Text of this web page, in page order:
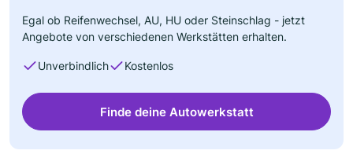
Egal ob Reifenwechsel, AU, HU oder Steinschlag - jetzt
Angebote von verschiedenen Werkstätten erhalten.
Unverbindlich Kostenlos
Finde deine Autowerkstatt